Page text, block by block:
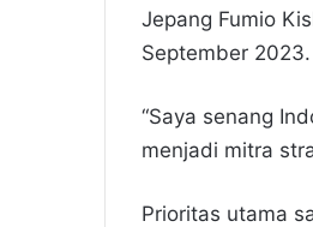
Jepang Fumio
September 2023.
“Saya senang
menjadi mitra
Prioritas utama